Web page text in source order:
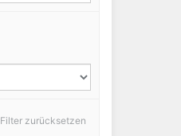
Filter zurücksetzen